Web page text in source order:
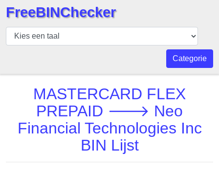
BIN
Controleur
Aantal
API
FreeBINChecker
Categorie
MASTERCARD FLEX
PREPAID 🡒 Neo
Financial Technologies Inc
BIN Lijst